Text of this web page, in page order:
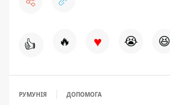
👍 🔥 ♥ 😭 😆
РУМУНІЯ ДОПОМОГА